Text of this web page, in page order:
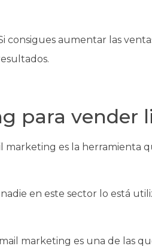
consigues aumentar las
para vender
marketing es la herramienta
en este sector lo está
marketing es una de las